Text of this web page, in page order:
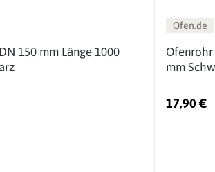
150 mm Länge 1000
Ofen.de
Ofenrohr
mm
17,90 €